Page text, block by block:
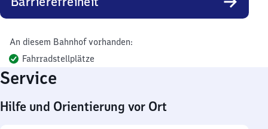
An diesem Bahnhof vorhanden:
Fahrradstellplätze
Service
Hilfe und Orientierung vor Ort